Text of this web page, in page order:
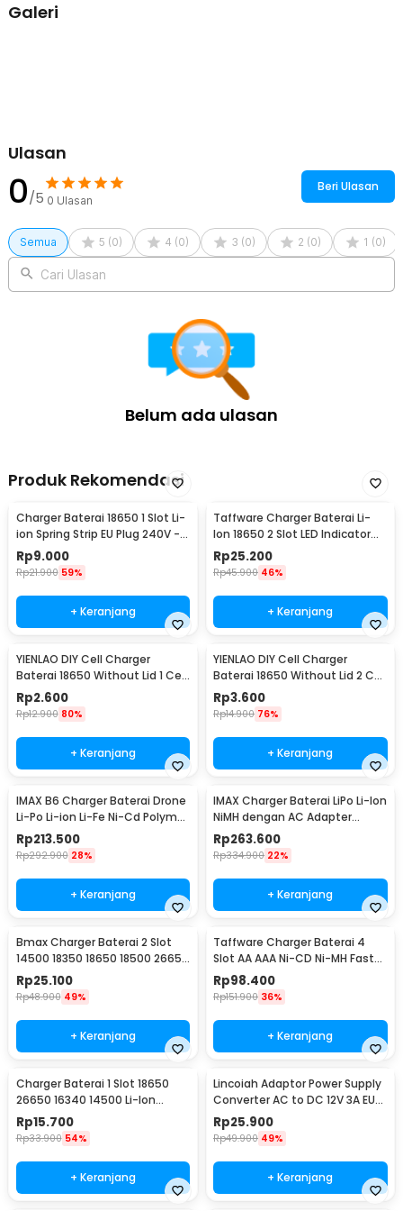
alarm peringatan tegangan rendah, otomatis menyimpan data saat
alat mati, dan tampilan layar yang otomatis mati setelah tidak
Galeri
Ulasan
0/5 0 Ulasan
Beri Ulasan
Semua 5 (0) 4 (0) 3 (0) 2 (0) 1 (0)
Cari Ulasan
Belum ada ulasan
Produk Rekomendasi
Charger Baterai 18650 1 Slot Li-
ion Spring Strip EU Plug 240V -
TG-088
Rp9.000
Rp21.900 59%
+ Keranjang
Taffware Charger Baterai Li-
Ion 18650 2 Slot LED Indicator
240V 1A - MTLC-04200-1000
Rp25.200
Rp45.900 46%
+ Keranjang
YIENLAO DIY Cell Charger
Baterai 18650 Without Lid 1 Cell
- BC-001/2
Rp2.600
Rp12.900 80%
+ Keranjang
YIENLAO DIY Cell Charger
Baterai 18650 Without Lid 2 Cell
- BC-001/2
Rp3.600
Rp14.900 76%
+ Keranjang
IMAX B6 Charger Baterai Drone
Li-Po Li-ion Li-Fe Ni-Cd Polymer
LCD 80W
Rp213.500
Rp292.900 28%
+ Keranjang
IMAX Charger Baterai LiPo Li-Ion
NiMH dengan AC Adapter
Integrated - B6AC
Rp263.600
Rp334.900 22%
+ Keranjang
Bmax Charger Baterai 2 Slot
14500 18350 18650 18500 26650
Li-Ion LED - BH-042100-02U
Rp25.100
Rp48.900 49%
+ Keranjang
Taffware Charger Baterai 4
Slot AA AAA Ni-CD Ni-MH Fast
Charging LCD - C905W
Rp98.400
Rp151.900 36%
+ Keranjang
Charger Baterai 1 Slot 18650
26650 16340 14500 Li-Ion
Spring Strip - NK-205
Rp15.700
Rp33.900 54%
+ Keranjang
Lincoiah Adaptor Power Supply
Converter AC to DC 12V 3A EU
Plug - 1230
Rp25.900
Rp49.900 49%
+ Keranjang